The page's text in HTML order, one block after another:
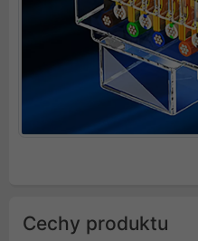
Cechy produktu